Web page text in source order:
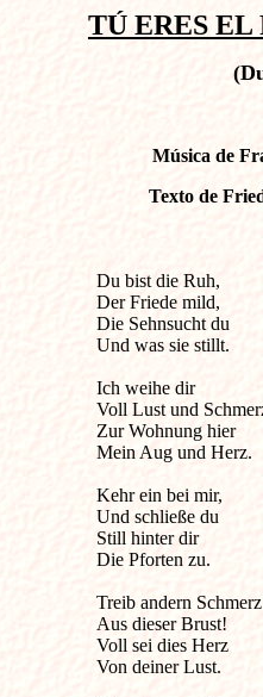
TÚ ERES EL
Música de
Texto de
Du bist die
Der Friede mild,
Die Sehnsucht du
Und was sie stillt.
Ich weihe dir
Voll Lust und
Zur Wohnung hier
Mein Aug und Herz.
Kehr ein bei mir,
Und schließe du
Still hinter dir
Die Pforten zu.
Treib andern
Aus dieser Brust!
Voll sei dies Herz
Von deiner Lust.